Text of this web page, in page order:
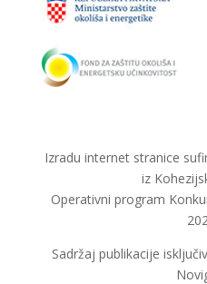
Izradu internet stranice
iz
Operativni program
Sadržaj publikacije